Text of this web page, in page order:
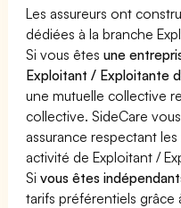
Les assureurs ont
dédiées à la branche
Si vous êtesune
Exploitant / Exploitante
une mutuelle collective
collective. SideCare
assurance respectant
activité de Exploitant /
Sivous êtes
tarifs préférentiels